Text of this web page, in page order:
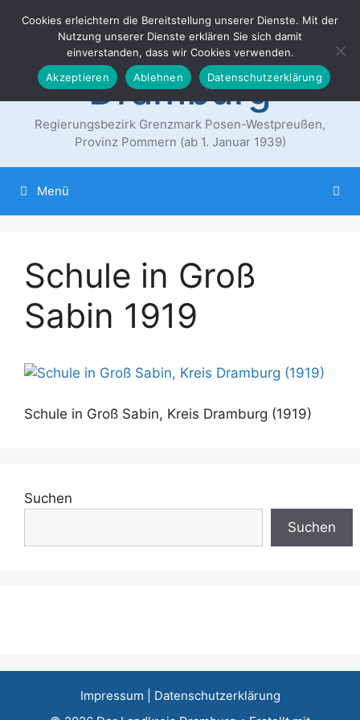
Inhalt
Der Landkreis
Dramburg
Regierungsbezirk Grenzmark Posen-Westpreußen,
Provinz Pommern (ab 1. Januar 1939)
Menü
Schule in Groß
Sabin 1919
Schule in Groß Sabin, Kreis Dramburg (1919)
Suchen
Suchen
Impressum
Datenschutzerklärung
Cookies erleichtern die Bereitstellung unserer Dienste. Mit der
Nutzung unserer Dienste erklären Sie sich damit
einverstanden, dass wir Cookies verwenden.
Akzeptieren
Ablehnen Datenschutzerklärung